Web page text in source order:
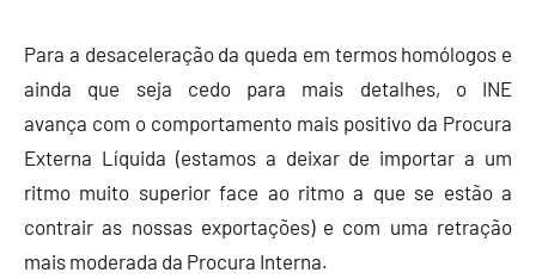
Para a desaceleração da queda em termos homólogos e
ainda que seja cedo para mais detalhes, o INE
avança com o comportamento mais positivo da Procura
Externa Líquida (estamos a deixar de importar a um
ritmo muito superior face ao ritmo a que se estão a
contrair as nossas exportações) e com uma retração
mais moderada da Procura Interna.